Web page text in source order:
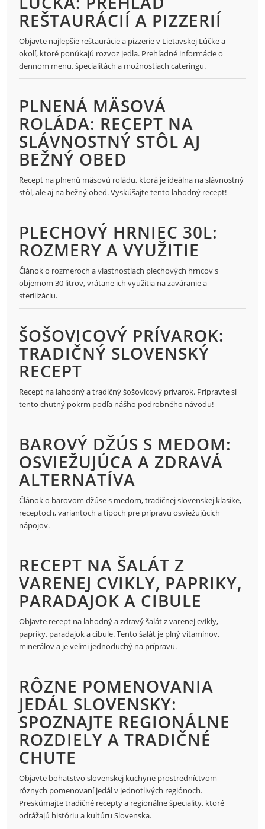
REŠTAURÁCIÍ A PIZZERIÍ
Objavte najlepšie reštaurácie a pizzerie v Lietavskej Lúčke a
okolí, ktoré ponúkajú rozvoz jedla. Prehľadné informácie o
dennom menu, špecialitách a možnostiach cateringu.
PLNENÁ MÄSOVÁ
ROLÁDA: RECEPT NA
SLÁVNOSTNÝ STÔL AJ
BEŽNÝ OBED
Recept na plnenú mäsovú roládu, ktorá je ideálna na slávnostný
stôl, ale aj na bežný obed. Vyskúšajte tento lahodný recept!
PLECHOVÝ HRNIEC 30L:
ROZMERY A VYUŽITIE
Článok o rozmeroch a vlastnostiach plechových hrncov s
objemom 30 litrov, vrátane ich využitia na zaváranie a
sterilizáciu.
ŠOŠOVICOVÝ PRÍVAROK:
TRADIČNÝ SLOVENSKÝ
RECEPT
Recept na lahodný a tradičný šošovicový prívarok. Pripravte si
tento chutný pokrm podľa nášho podrobného návodu!
BAROVÝ DŽÚS S MEDOM:
OSVIEŽUJÚCA A ZDRAVÁ
ALTERNATÍVA
Článok o barovom džúse s medom, tradičnej slovenskej klasike,
receptoch, variantoch a tipoch pre prípravu osviežujúcich
nápojov.
RECEPT NA ŠALÁT Z
VARENEJ CVIKLY, PAPRIKY,
PARADAJOK A CIBULE
Objavte recept na lahodný a zdravý šalát z varenej cvikly,
papriky, paradajok a cibule. Tento šalát je plný vitamínov,
minerálov a je veľmi jednoduchý na prípravu.
RÔZNE POMENOVANIA
JEDÁL SLOVENSKY:
SPOZNAJTE REGIONÁLNE
ROZDIELY A TRADIČNÉ
CHUTE
Objavte bohatstvo slovenskej kuchyne prostredníctvom
rôznych pomenovaní jedál v jednotlivých regiónoch.
Preskúmajte tradičné recepty a regionálne špeciality, ktoré
odrážajú históriu a kultúru Slovenska.